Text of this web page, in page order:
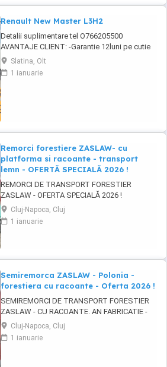
Renault New Master L3H2
Detalii suplimentare tel O766205500
AVANTAJE CLIENT: -Garantie 12luni pe cutie
viteze si motor -GRATUIT Ulei+filtre la
predare -Servicii RAR -Eliberare numere
provizorii -Control tehnic al calitatii -Detailing
Slatina, Olt
1 ianuarie
Remorci forestiere ZASLAW- cu
platforma si racoante - transport
lemn - OFERTĂ SPECIALĂ 2026 !
REMORCI DE TRANSPORT FORESTIER
ZASLAW - OFERTA SPECIALĂ 2026 !
VEHICULE PE STOC ( sau in fabricație
ZASLAW - cu termen SCURT de livrare ) PRET
OFERTA SPECIALĂ : 31.800 EURO BUC. ( pret
transportului de material ...
Cluj-Napoca, Cluj
1 ianuarie
Semiremorca ZASLAW - Polonia -
forestiera cu racoante - Oferta 2026 !
SEMIREMORCI DE TRANSPORT FORESTIER
ZASLAW - CU RACOANTE. AN FABRICATIE -
2026. VEHICULE PE STOC SAU IN PRODUCTIE
- CU TERMEN SCURT DE LIVRARE !
DESCRIERE VEHICULE: - Semiremorci
Cluj-Napoca, Cluj
1 ianuarie